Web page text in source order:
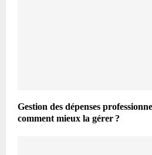
Gestion des dépenses
comment mieux la gérer ?